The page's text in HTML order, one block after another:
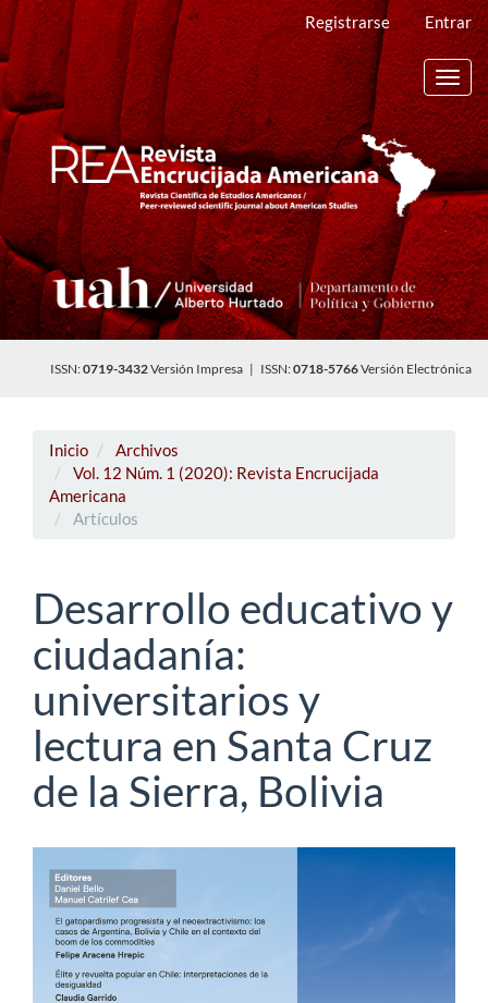
Navegación
principal
Contenido
principal
Barra
lateral
Registrarse Entrar
ISSN:0719-3432Versión Impresa | ISSN:0718-5766Versión Electrónica
Inicio
Archivos
Vol. 12 Núm. 1 (2020): Revista Encrucijada
Americana
Artículos
Desarrollo educativo y
ciudadanía:
universitarios y
lectura en Santa Cruz
de la Sierra, Bolivia
Barra
lateral
del
artículo